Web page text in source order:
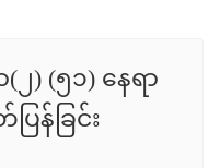
) (၅၁) နေရာ
န်ခြင်း